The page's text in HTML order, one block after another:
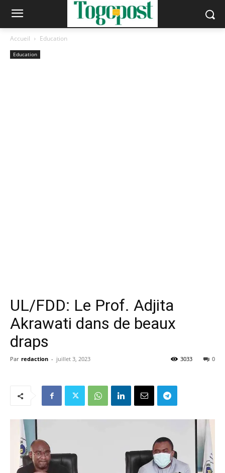
Accueil Education
Education
UL/FDD: Le Prof. Adjita
Akrawati dans de beaux
draps
Par redaction - juillet 3, 2023 0
3033